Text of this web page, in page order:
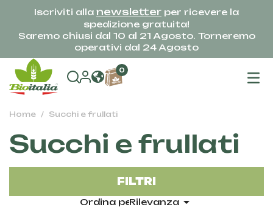
Iscriviti alla newsletter per ricevere la
spedizione gratuita!
Saremo chiusi dal 10 al 21 Agosto. Torneremo
operativi dal 24 Agosto
0
Home Succhi e frullati
Succhi e frullati
Ordina per:Rilevanza
FILTRI